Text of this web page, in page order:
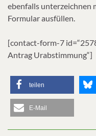
ebenfalls unterzeichnen
Formular ausfüllen.
[contact-form-7
Antrag Urabstimmung“]
teilen
E-Mail